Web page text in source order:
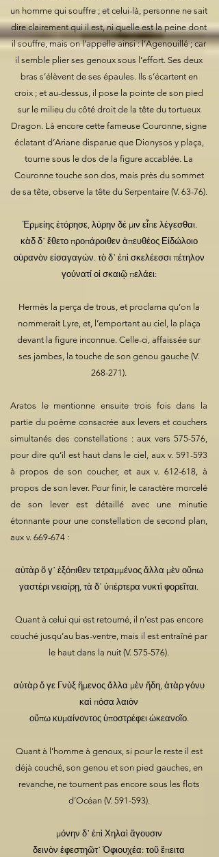
un homme qui souffre ; et celui-là, personne ne sait
dire clairement qui il est, ni quelle est la peine dont
il souffre, mais on l’appelle ainsi : l’Agenouillé ; car
il semble plier ses genoux sous l’effort. Ses deux
bras s’élèvent de ses épaules. Ils s’écartent en
croix ; et au-dessus, il pose la pointe de son pied
sur le milieu du côté droit de la tête du tortueux
Dragon. Là encore cette fameuse Couronne, signe
éclatant d’Ariane disparue que Dionysos y plaça,
tourne sous le dos de la figure accablée. La
Couronne touche son dos, mais près du sommet
de sa tête, observe la tête du Serpentaire (V. 63-76).
Ἑρμείης ἐτόρησε, λύρην δέ μιν εἶπε λέγεσθαι.
κὰδ δ᾽ ἔθετο προπάροιθεν ἀπευθέος Εἰδώλοιο
οὐρανὸν εἰσαγαγών. τὸ δ᾽ ἐπὶ σκελέεσσι πέτηλον
γούνατί οἱ σκαιῷ πελάει:
Hermès la perça de trous, et proclama qu’on la
nommerait Lyre, et, l’emportant au ciel, la plaça
devant la figure inconnue. Celle-ci, affaissée sur
ses jambes, la touche de son genou gauche (V.
268-271).
Aratos le mentionne ensuite trois fois dans la
partie du poème consacrée aux levers et couchers
simultanés des constellations : aux vers 575-576,
pour dire qu’il est haut dans le ciel, aux v. 591-593
à propos de son coucher, et aux v. 612-618, à
propos de son lever. Pour finir, le caractère morcelé
de son lever est détaillé avec une minutie
étonnante pour une constellation de second plan,
aux v. 669-674 :
αὐτὰρ ὅ γ᾽ ἐξόπιθεν τετραμμένος ἄλλα μὲν οὔπω
γαστέρι νειαίρῃ, τὰ δ᾽ ὑπέρτερα νυκτὶ φορεῖται.
Quant à celui qui est retourné, il n’est pas encore
couché jusqu’au bas-ventre, mais il est entraîné par
le haut dans la nuit (V. 575-576).
αὐτὰρ ὅ γε Γνὺξ ἥμενος ἄλλα μὲν ἤδη, ἀτὰρ γόνυ
καὶ πόσα λαιὸν
οὔπω κυμαίνοντος ὑποστρέφει ὠκεανοῖο.
Quant à l’homme à genoux, si pour le reste il est
déjà couché, son genou et son pied gauches, en
revanche, ne tournent pas encore sous les flots
d’Océan (V. 591-593).
μόνην δ᾽ ἐπὶ Χηλαὶ ἄγουσιν
δεινὸν ἐφεστηῶτ᾽ Ὀφιουχέα: τοῦ ἔπειτα